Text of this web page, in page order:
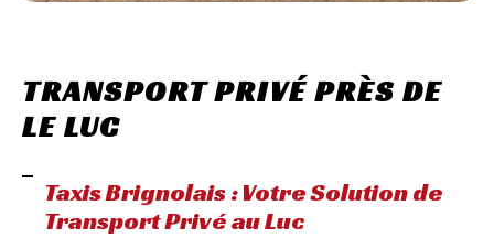
TRANSPORT PRIVÉ PRÈS DE
LE LUC
Taxis Brignolais : Votre Solution de
Transport Privé au Luc